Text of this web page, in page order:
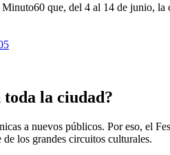
que, del 4 al 14 de junio,
la ciudad?
a nuevos públicos. Por eso, el
los grandes circuitos culturales.